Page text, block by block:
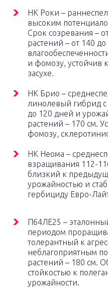
НК Роки –
высоким
Срок созревания –
растений – от 140
и фомозу, устойчив
засухе.
НК Брио –
линолевый гибрид с
до 120 дней и
растений – 170 см.
фомозу,
НК Неома –
взращивания 112-
близкий к
урожайностью и
гербициду Евро-
П64ЛЕ25 –
периодом
толерантный к
неблагоприятным
растений – 180 см.
стойкостью к
урожайности.